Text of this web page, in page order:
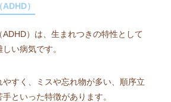
）
）は、生まれつきの特性として
い病気です。
すく、ミスや忘れ物が多い、順序立
といった特徴があります。